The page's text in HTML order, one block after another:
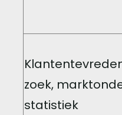
zoek,
statistiek